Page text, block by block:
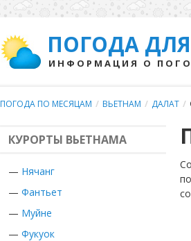
ПОГОДА
ИНФОРМАЦИЯ О
ПОГОДА ПО МЕСЯЦАМ / ВЬЕТНАМ / ДАЛАТ /
КУРОРТЫ ВЬЕТНАМА
— Нячанг
— Фантьет
— Муйне
— Фукуок